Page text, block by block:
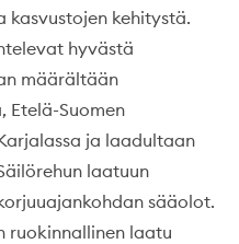
kasvustojen kehitystä.
hyvästä
määrältään
Etelä-Suomen
ja laadultaan
laatuun
sääolot.
ruokinnallinen laatu